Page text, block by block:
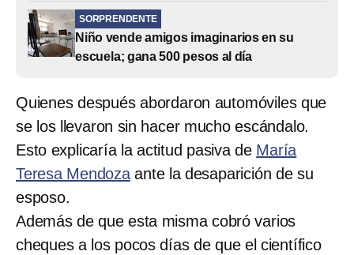
SORPRENDENTE
Niño vende amigos imaginarios en su
escuela; gana 500 pesos al día
Quienes después abordaron automóviles que
se los llevaron sin hacer mucho escándalo.
Esto explicaría la actitud pasiva de María
Teresa Mendozaante la desaparición de su
esposo.
Además de que esta misma cobró varios
cheques a los pocos días de que el científico